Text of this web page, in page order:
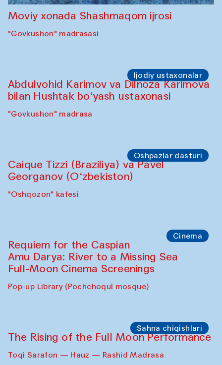
Moviy xonada Shashmaqom ijrosi
"Govkushon" madrasasi
Ijodiy ustaxonalar
Abdulvohid Karimov va Dilnoza Karimova
bilan Hushtak bo‘yash ustaxonasi
"Govkushon" madrasa
Oshpazlar dasturi
Caique Tizzi (Braziliya) va Pavel
Georganov (O‘zbekiston)
"Oshqozon" kafesi
Cinema
Requiem for the Caspian
Amu Darya: River to a Missing Sea
Full-Moon Cinema Screenings
Pop-up Library (Pochchoqul mosque)
Sahna chiqishlari
The Rising of the Full Moon Performance
Toqi Sarafon — Hauz — Rashid Madrasa